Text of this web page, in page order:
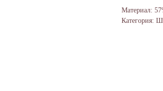
Материал:
Категория: